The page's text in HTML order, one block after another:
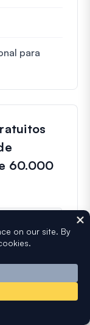
para
60.000